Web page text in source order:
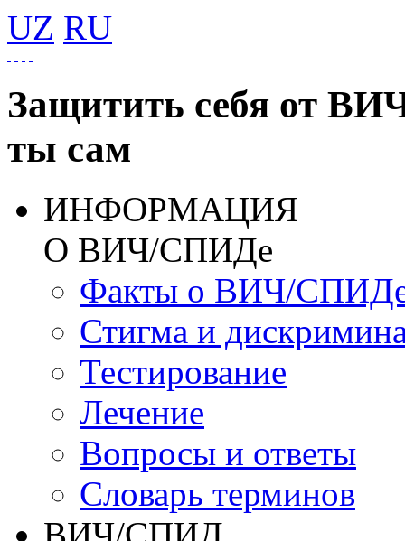
UZ RU
Защитить себя от
ты сам
ИНФОРМАЦИЯ
О ВИЧ/СПИДе
Факты о ВИЧ/
Стигма и
Тестирование
Лечение
Вопросы и ответы
Словарь терминов